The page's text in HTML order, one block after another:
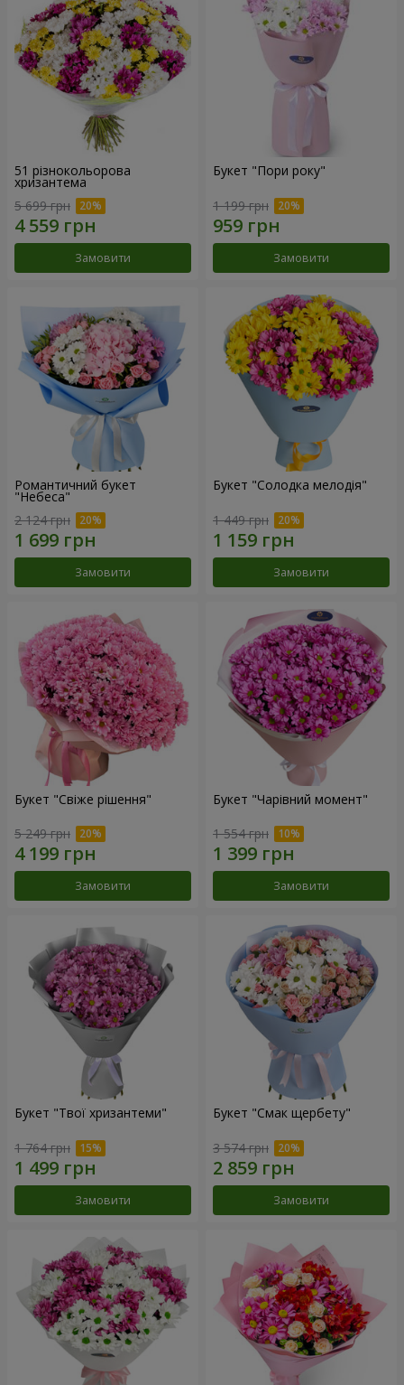
51 різнокольорова
хризантема
5 699 грн
Замовити
Букет "Пори року"
1 199 грн
Замовити
Романтичний букет
"Небеса"
2 124 грн
Замовити
Букет "Солодка мелодія"
1 449 грн
Замовити
Букет "Свіже рішення"
5 249 грн
Замовити
Букет "Чарівний момент"
1 554 грн
Замовити
Букет "Твої хризантеми"
1 764 грн
Замовити
Букет "Смак щербету"
3 574 грн
Замовити